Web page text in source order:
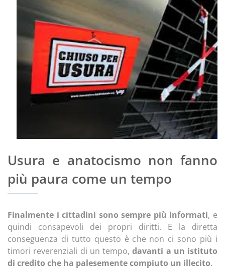
Usura e anatocismo non fanno
più paura come un tempo
Finalmente i cittadini sono sempre più informati, e
quindi consapevoli dei propri diritti. E la diretta
conseguenza di tutto questo è che non ci sono più i
timori reverenziali di un tempo,davanti a un istituto
di credito che ha palesemente compiuto un illecito.